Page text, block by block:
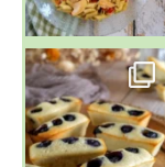
~ FINANCIERS MYRTILLES ET CITRON ~
Aujourd'hu